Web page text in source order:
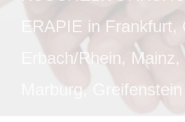
ERAPIE in Frankfurt,
Erbach/Rhein, Mainz,
Marburg, Greifenstein